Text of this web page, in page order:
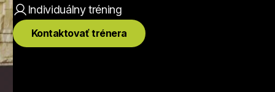
Individuálny tréning
Kontaktovať trénera